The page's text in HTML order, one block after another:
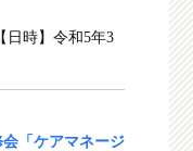
日時】令和5年3
「ケアマネージ